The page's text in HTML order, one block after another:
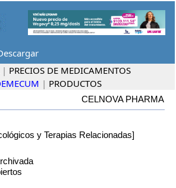
| PRECIOS DE MEDICAMENTOS
| PRODUCTOS
CELNOVA PHARMA
y Terapias Relacionadas]